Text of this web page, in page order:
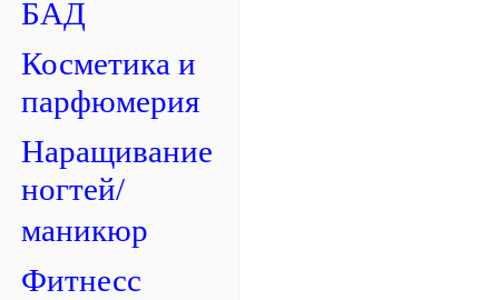
БАД
Косметика и
парфюмерия
Наращивание
ногтей/
маникюр
Фитнесс